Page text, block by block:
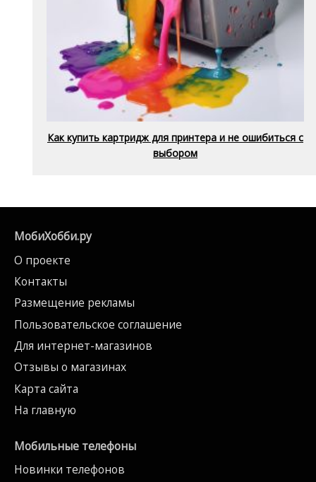
Как купить картридж для принтера и не ошибиться с
выбором
МобиХобби.ру
О проекте
Контакты
Размещение рекламы
Пользовательское соглашение
Для интернет-магазинов
Отзывы о магазинах
Карта сайта
На главную
Мобильные телефоны
Новинки телефонов